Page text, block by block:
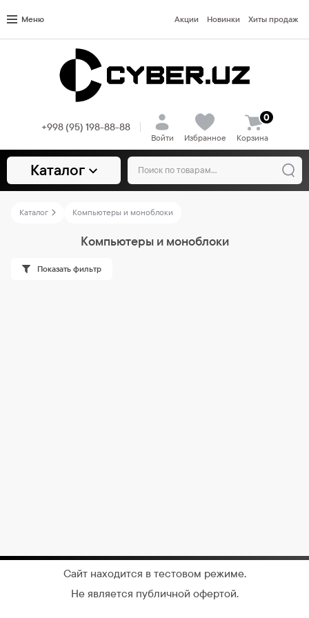
Меню Акции Новинки Хиты продаж
+998 (95) 198-88-88
Войти Избранное Корзина
0
Каталог
Каталог Компьютеры и моноблоки
Компьютеры и моноблоки
Показать фильтр
Сайт находится в тестовом режиме.
Не является публичной офертой.